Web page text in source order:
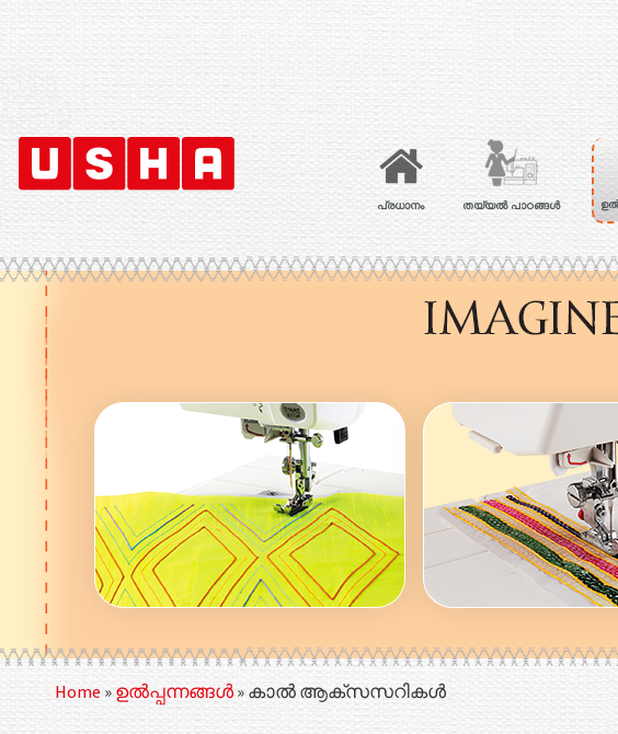
പ്രധാനം തയ്യൽ പാഠങ്ങൾ
Home»ഉൽപ്പന്നങ്ങൾ»കാൽ ആക്‌സസറികൾ